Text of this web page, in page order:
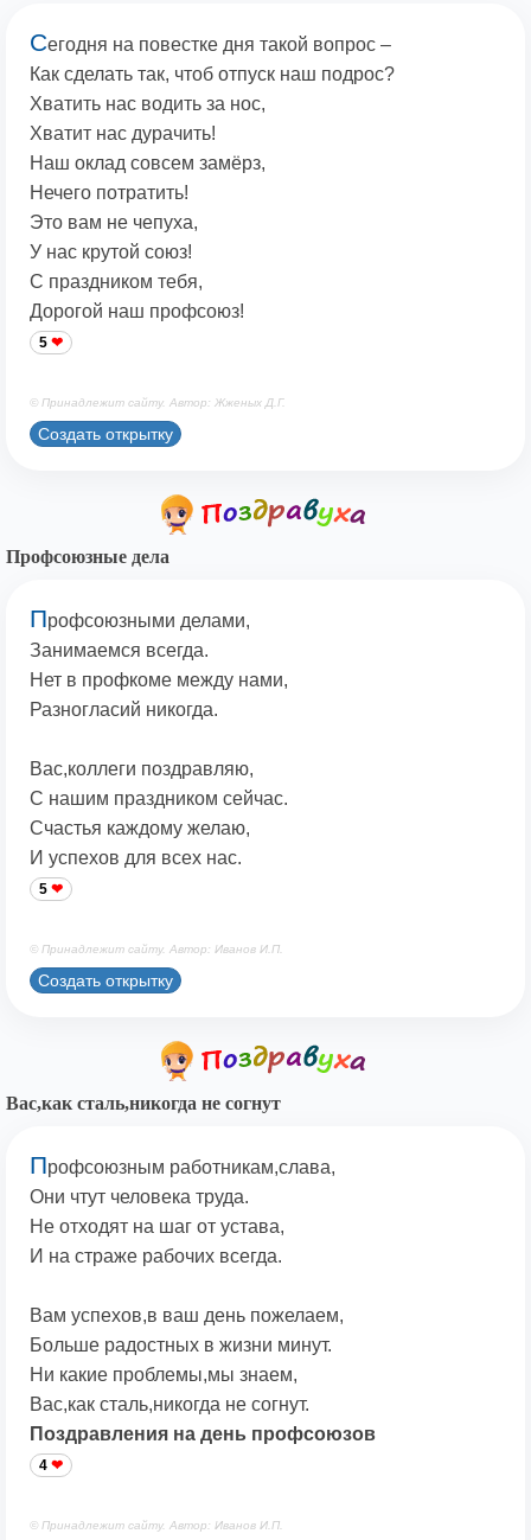
Сегодня на повестке дня такой вопрос –
Как сделать так, чтоб отпуск наш подрос?
Хватить нас водить за нос,
Хватит нас дурачить!
Наш оклад совсем замёрз,
Нечего потратить!
Это вам не чепуха,
У нас крутой союз!
С праздником тебя,
Дорогой наш профсоюз!
5
© Принадлежит сайту. Автор: Жженых Д.Г.
Создать открытку
Профсоюзные дела
Профсоюзными делами,
Занимаемся всегда.
Нет в профкоме между нами,
Разногласий никогда.
Вас,коллеги поздравляю,
С нашим праздником сейчас.
Счастья каждому желаю,
И успехов для всех нас.
5
© Принадлежит сайту. Автор: Иванов И.П.
Создать открытку
Вас,как сталь,никогда не согнут
Профсоюзным работникам,слава,
Они чтут человека труда.
Не отходят на шаг от устава,
И на страже рабочих всегда.
Вам успехов,в ваш день пожелаем,
Больше радостных в жизни минут.
Ни какие проблемы,мы знаем,
Вас,как сталь,никогда не согнут.
Поздравления на день профсоюзов
4
© Принадлежит сайту. Автор: Иванов И.П.